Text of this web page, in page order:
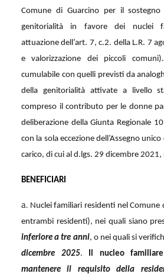
Comune di Guarcino per il
genitorialità in favore dei nuclei
attuazione dell’art. 7, c.2. della L.R. 7
e valorizzazione dei piccoli
cumulabile con quelli previsti da
della genitorialità attivate a livello
compreso il contributo per le donne
deliberazione della Giunta Regionale
con la sola eccezione dell’Assegno
carico, di cui al d.lgs. 29 dicembre 2021,
BENEFICIARI
a. Nuclei familiari residenti nel Comune
entrambi residenti), nei quali siano
inferiore a tre anni, o nei quali si
dicembre 2025. Il nucleo
mantenere il requisito della